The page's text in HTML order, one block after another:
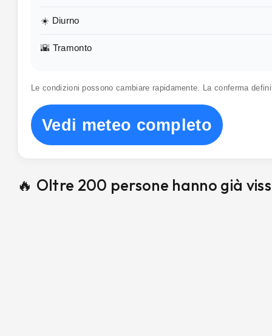
☀️ Diurno
🌇 Tramonto
Le condizioni possono cambiare rapidamente. La conferma
Vedi meteo completo
🔥 Oltre 200 persone hanno già